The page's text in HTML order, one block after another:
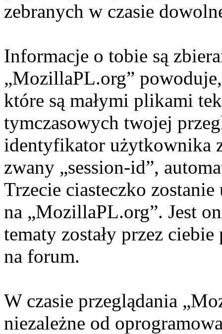
zebranych w czasie
Informacje o tobie są
„MozillaPL.org”
które są małymi plikami
tymczasowych twojej
identyfikator użytkownika
zwany „session-id”,
Trzecie ciasteczko
na „MozillaPL.org”. Jest
tematy zostały przez
na forum.
W czasie przeglądania
niezależne od